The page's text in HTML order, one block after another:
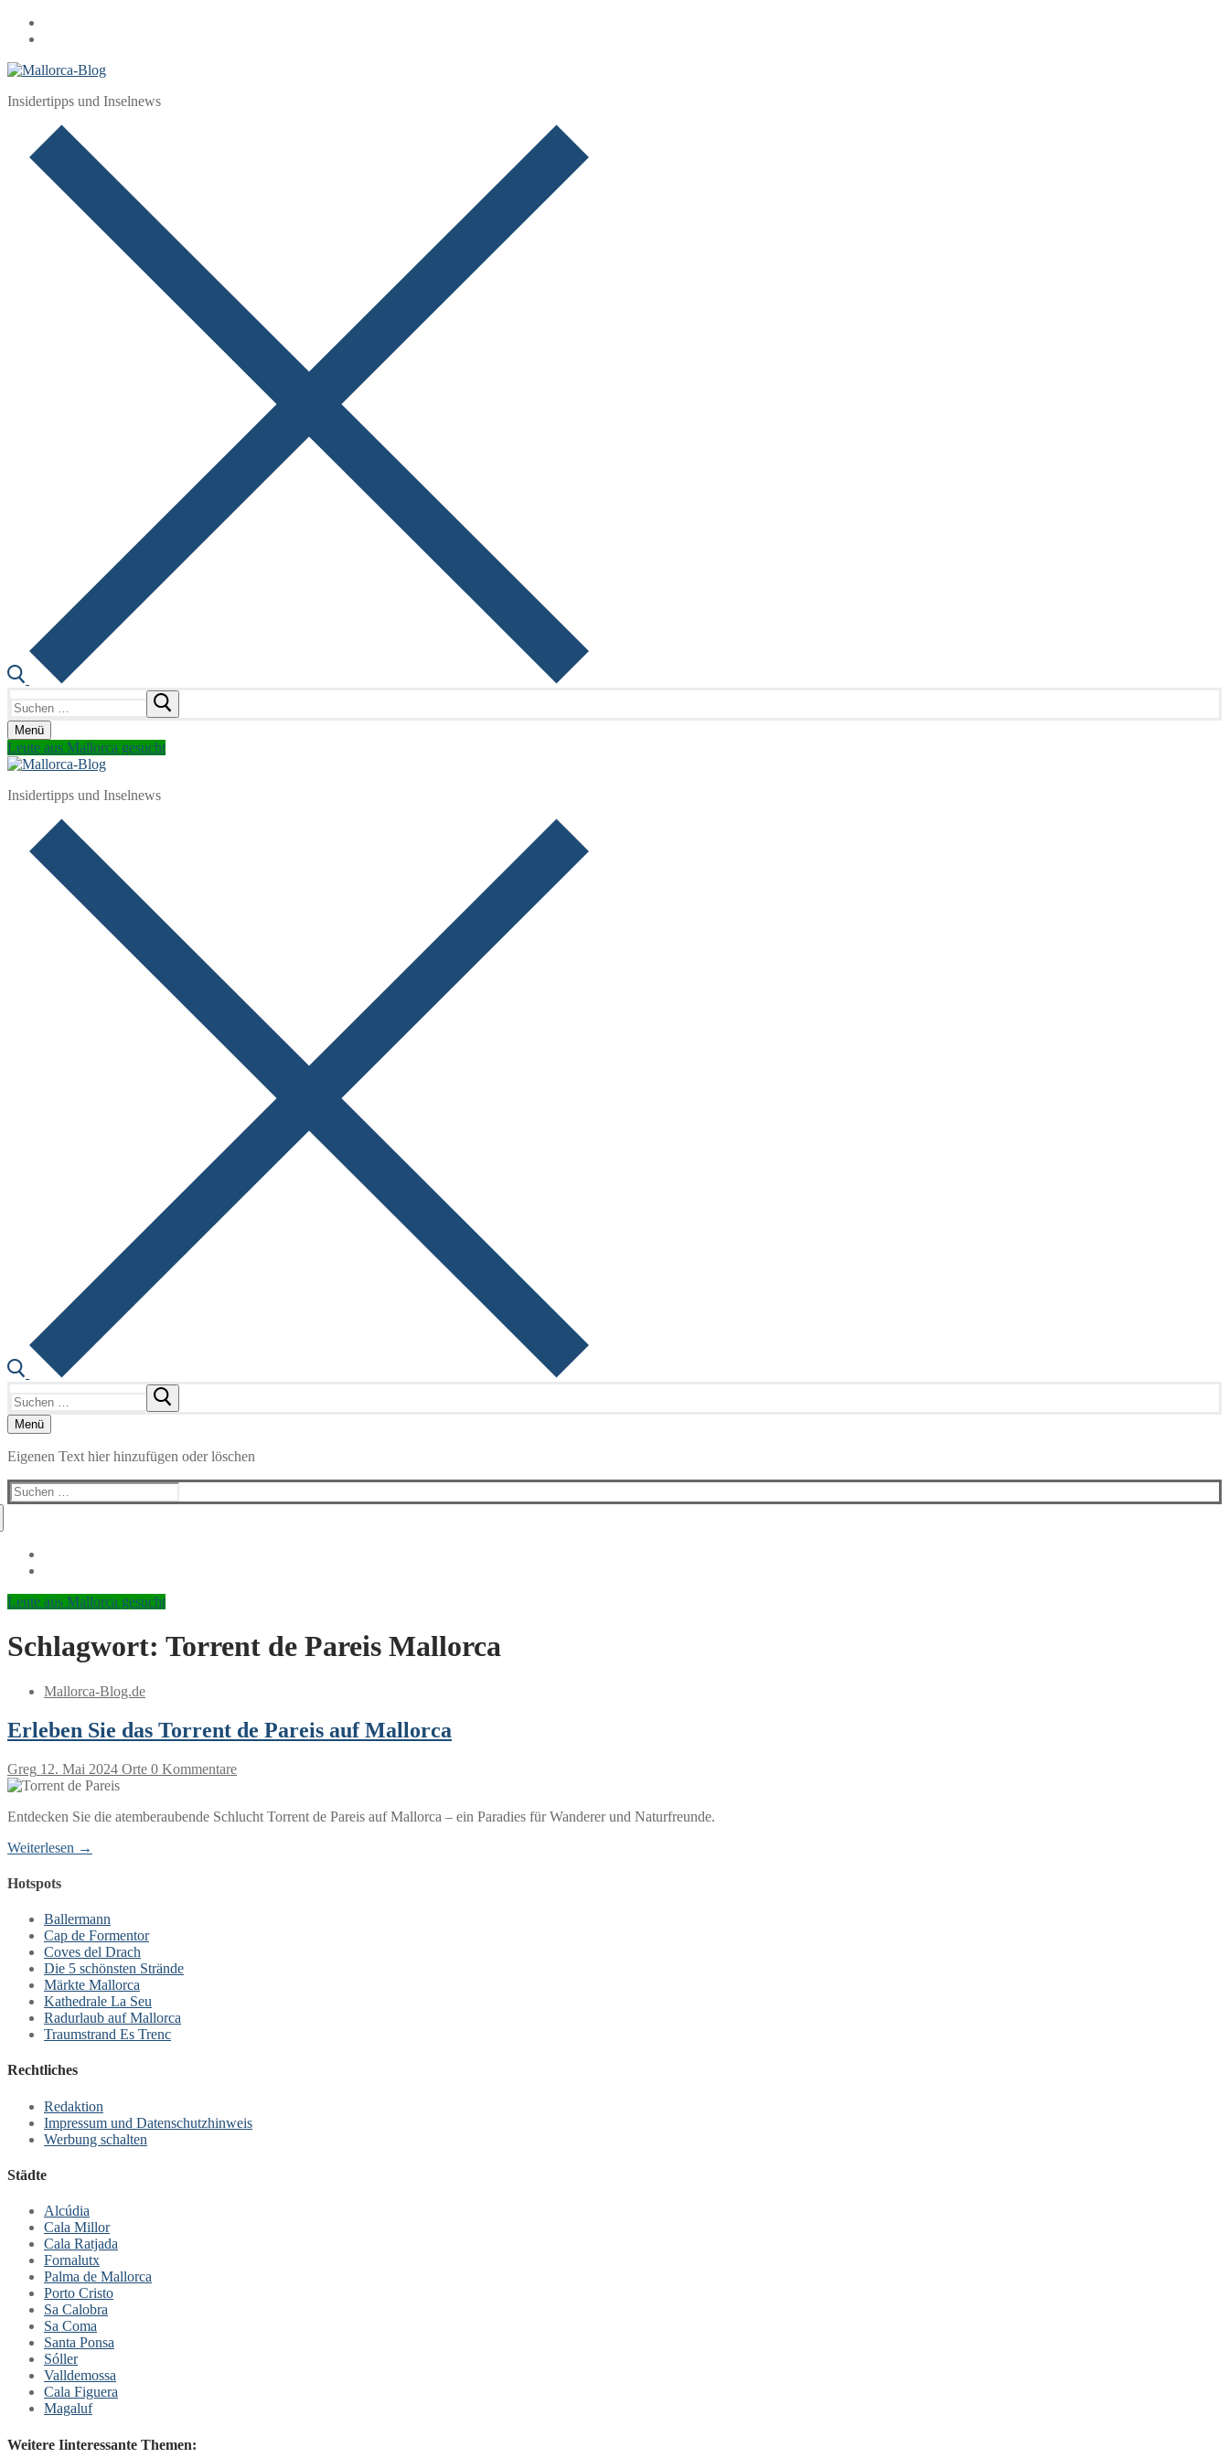
Zum
Inhalt
Menü
Schließen
Insidertipps und Inselnews
nach:
Menü
Leute aus Mallorca gesucht
Insidertipps und Inselnews
nach:
Menü
Eigenen Text hier hinzufügen oder löschen
Suchen
nach:
Leute aus Mallorca gesucht
Schlagwort: Torrent de Pareis Mallorca
Mallorca-Blog.de
Erleben Sie das Torrent de Pareis auf Mallorca
Greg 12. Mai 2024 Orte 0 Kommentare
Entdecken Sie die atemberaubende Schlucht Torrent de Pareis auf Mallorca – ein Paradies für Wanderer und Naturfreunde.
Weiterlesen →
Hotspots
Ballermann
Cap de Formentor
Coves del Drach
Die 5 schönsten Strände
Märkte Mallorca
Kathedrale La Seu
Radurlaub auf Mallorca
Traumstrand Es Trenc
Rechtliches
Redaktion
Impressum und Datenschutzhinweis
Werbung schalten
Städte
Alcúdia
Cala Millor
Cala Ratjada
Fornalutx
Palma de Mallorca
Porto Cristo
Sa Calobra
Sa Coma
Santa Ponsa
Sóller
Valldemossa
Cala Figuera
Magaluf
Weitere Iinteressante Themen: